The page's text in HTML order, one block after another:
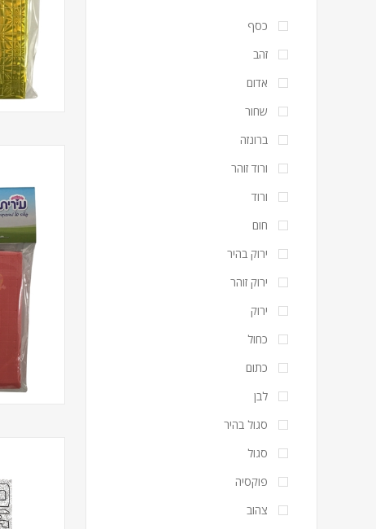
כסף
זהב
אדום
שחור
ברונזה
ורוד זוהר
ורוד
חום
ירוק בהיר
ירוק זוהר
ירוק
כחול
כתום
לבן
סגול בהיר
סגול
פוקסיה
צהוב